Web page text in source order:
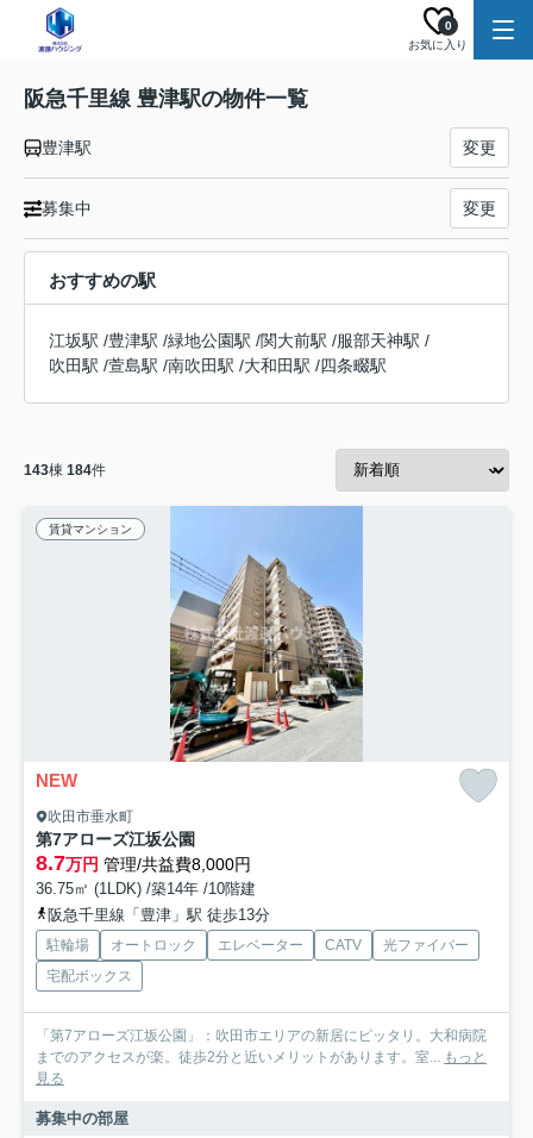
お気に入り
0
阪急千里線 豊津駅の物件一覧
豊津駅 変更
募集中 変更
おすすめの駅
江坂駅 /豊津駅 /緑地公園駅 /関大前駅 /服部天神駅 /
吹田駅 /萱島駅 /南吹田駅 /大和田駅 /四条畷駅
143棟 184件
賃貸マンション
NEW
吹田市垂水町
第7アローズ江坂公園
8.7万円 管理/共益費8,000円
36.75㎡ (1LDK) /築14年 /10階建
阪急千里線「豊津」駅 徒歩13分
駐輪場 オートロック エレベーター CATV
光ファイバー
宅配ボックス
「第7アローズ江坂公園」：吹田市エリアの新居にピッタリ。大和病院
までのアクセスが楽。徒歩2分と近いメリットがあります。室... もっと
見る
募集中の部屋